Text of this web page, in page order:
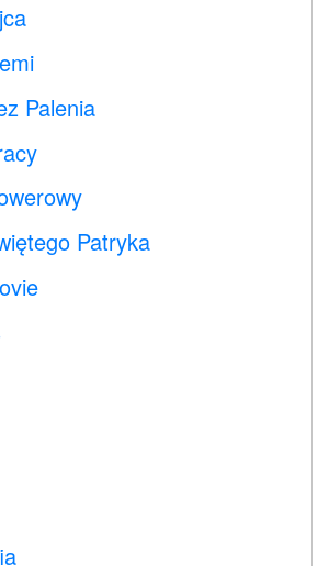
Palenia
Patryka